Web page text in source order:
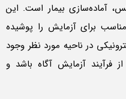
آماده‌سازی بیمار است. این
برای آزمایش را پوشیده
در ناحیه مورد نظر وجود
فرآیند آزمایش آگاه باشد و